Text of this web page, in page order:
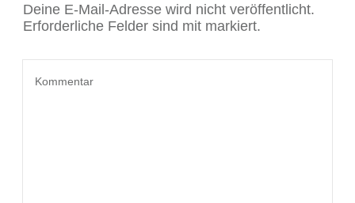
Deine E-Mail-Adresse wird nicht veröffentlicht.
Erforderliche Felder sind mit markiert.